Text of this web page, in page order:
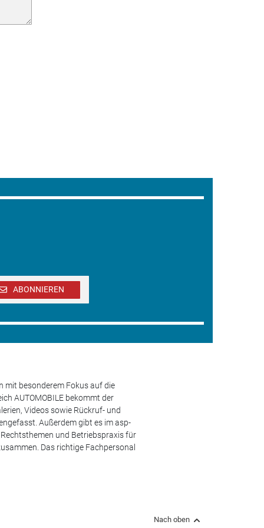
ABONNIEREN
mit besonderem Fokus auf die
AUTOMOBILE bekommt der
Videos sowie Rückruf- und
Außerdem gibt es im asp-
und Betriebspraxis für
Das richtige Fachpersonal
Nach oben